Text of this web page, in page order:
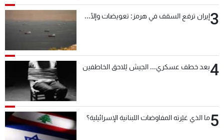
3إيران ترفع السقف في هرمز: تعويضات وإلّا...
4بعد خطف عسكري... الجيش يُلاحق الخاطفين
5ما الذي غيّرته المفاوضات اللبنانية الإسرائيلية؟
سياسة الخصوصية